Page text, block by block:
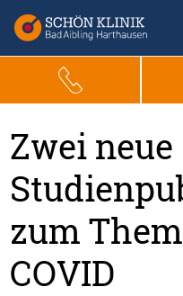
Zwei neue
zum
COVID